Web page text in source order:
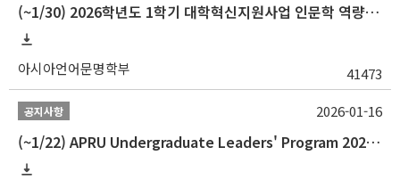
(~1/30) 2026학년도 1학기 대학혁신지원사업 인문학 역량강화 학업지원금 지원 선발 안내(학·석·박사)
아시아언어문명학부 41473
공지사항
(~1/22) APRU Undergraduate Leaders' Program 2026 프로그램 참가자 모집
2026-01-16